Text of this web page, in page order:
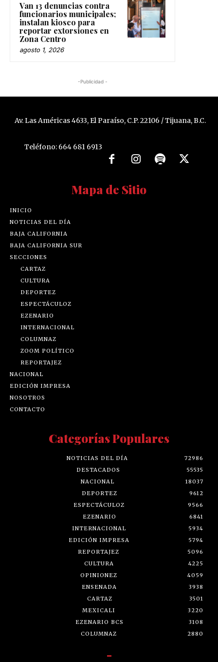
Van 13 denuncias contra
funcionarios municipales;
instalan kiosco para
reportar extorsiones en
Zona Centro
agosto 1, 2026
-Publicidad -
Av. Las Américas 4633, El Paraíso, C.P. 22106 / Tijuana, B.C.
Teléfono: 664 681 6913
Mapa de Sitio
INICIO
NOTICIAS DEL DÍA
BAJA CALIFORNIA
BAJA CALIFORNIA SUR
SECCIONES
CARTAZ
CULTURA
DEPORTEZ
ESPECTÁCULOZ
EZENARIO
INTERNACIONAL
COLUMNAZ
ZOOM POLÍTICO
REPORTAJEZ
NACIONAL
EDICIÓN IMPRESA
NOSOTROS
CONTACTO
Categorías Populares
NOTICIAS DEL DÍA
72986
DESTACADOS
55535
NACIONAL
18037
DEPORTEZ
9612
ESPECTÁCULOZ
9566
EZENARIO
6841
INTERNACIONAL
5934
EDICIÓN IMPRESA
5794
REPORTAJEZ
5096
CULTURA
4225
OPINIONEZ
4059
ENSENADA
3938
CARTAZ
3501
MEXICALI
3220
EZENARIO BCS
3108
COLUMNAZ
2880
-